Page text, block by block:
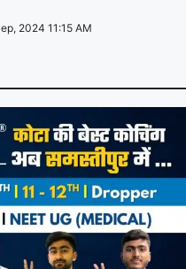
2024 11:15 AM